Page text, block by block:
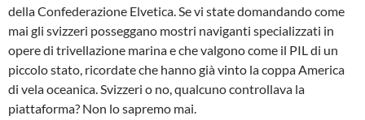
della Confederazione Elvetica. Se vi state domandando come
mai gli svizzeri posseggano mostri naviganti specializzati in
opere di trivellazione marina e che valgono come il PIL di un
piccolo stato, ricordate che hanno già vinto la coppa America
di vela oceanica. Svizzeri o no, qualcuno controllava la
piattaforma? Non lo sapremo mai.